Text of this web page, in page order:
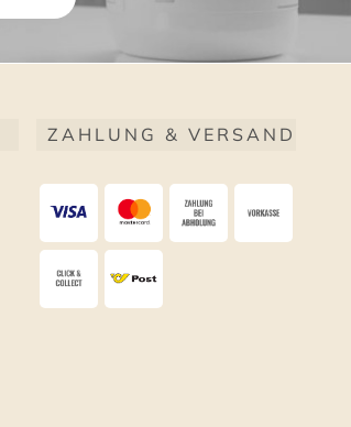
ZAHLUNG & VERSAND